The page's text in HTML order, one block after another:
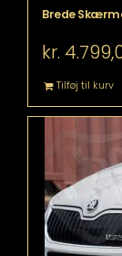
Brede
kr.
Tilføj til kurv